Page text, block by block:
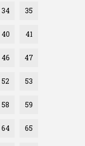
34 35
40 41
46 47
52 53
58 59
64 65